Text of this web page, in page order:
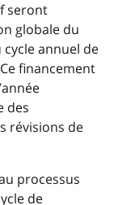
seront
globale du
annuel de
financement
des
révisions de
processus
de